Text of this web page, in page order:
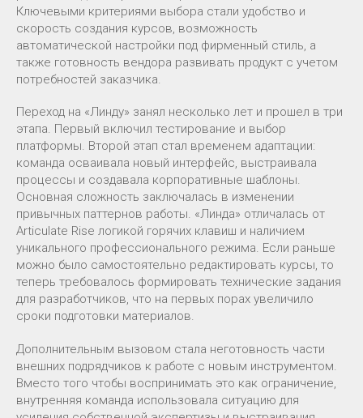
Ключевыми критериями выбора стали удобство и
скорость создания курсов, возможность
автоматической настройки под фирменный стиль, а
также готовность вендора развивать продукт с учетом
потребностей заказчика.
Переход на «Линду» занял несколько лет и прошел в три
этапа. Первый включил тестирование и выбор
платформы. Второй этап стал временем адаптации:
команда осваивала новый интерфейс, выстраивала
процессы и создавала корпоративные шаблоны.
Основная сложность заключалась в изменении
привычных паттернов работы. «Линда» отличалась от
Articulate Rise логикой горячих клавиш и наличием
уникального профессионального режима. Если раньше
можно было самостоятельно редактировать курсы, то
теперь требовалось формировать технические задания
для разработчиков, что на первых порах увеличило
сроки подготовки материалов.
Дополнительным вызовом стала неготовность части
внешних подрядчиков к работе с новым инструментом.
Вместо того чтобы воспринимать это как ограничение,
внутренняя команда использовала ситуацию для